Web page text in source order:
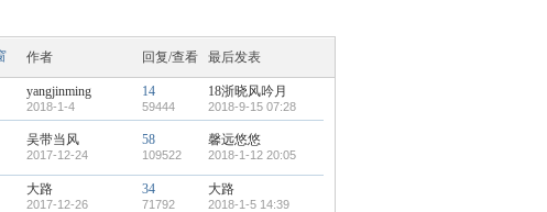
作者 回复/查看 最后发表
yangjinming
2018-1-4
14
59444
18浙晓风吟月
2018-9-15 07:28
吴带当风
2017-12-24
58
109522
馨远悠悠
2018-1-12 20:05
大路
2017-12-26
34
71792
大路
2018-1-5 14:39